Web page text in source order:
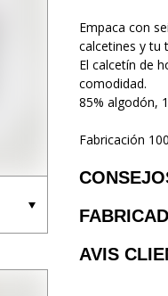
Empaca con
calcetines y tu
El calcetín de
comodidad.
85% algodón,
Fabricación
AVIS